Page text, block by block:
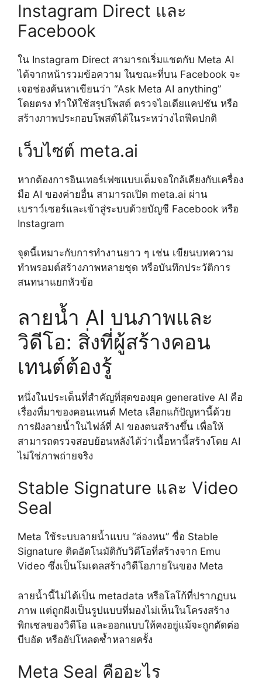
Instagram Direct และ
Facebook
ใน Instagram Direct สามารถเริ่มแชตกับ Meta AI
ได้จากหน้ารวมข้อความ ในขณะที่บน Facebook จะ
เจอช่องค้นหาเขียนว่า “Ask Meta AI anything”
โดยตรง ทำให้ใช้สรุปโพสต์ ตรวจไอเดียแคปชัน หรือ
สร้างภาพประกอบโพสต์ได้ในระหว่างไถฟีดปกติ
เว็บไซต์ meta.ai
หากต้องการอินเทอร์เฟซแบบเต็มจอใกล้เคียงกับเครื่อง
มือ AI ของค่ายอื่น สามารถเปิด meta.ai ผ่าน
เบราว์เซอร์และเข้าสู่ระบบด้วยบัญชี Facebook หรือ
Instagram
จุดนี้เหมาะกับการทำงานยาว ๆ เช่น เขียนบทความ
ทำพรอมต์สร้างภาพหลายชุด หรือบันทึกประวัติการ
สนทนาแยกหัวข้อ
ลายน้ำ AI บนภาพและ
วิดีโอ: สิ่งที่ผู้สร้างคอน
เทนต์ต้องรู้
หนึ่งในประเด็นที่สำคัญที่สุดของยุค generative AI คือ
เรื่องที่มาของคอนเทนต์ Meta เลือกแก้ปัญหานี้ด้วย
การฝังลายน้ำในไฟล์ที่ AI ของตนสร้างขึ้น เพื่อให้
สามารถตรวจสอบย้อนหลังได้ว่าเนื้อหานี้สร้างโดย AI
ไม่ใช่ภาพถ่ายจริง
Stable Signature และ Video
Seal
Meta ใช้ระบบลายน้ำแบบ “ล่องหน” ชื่อ Stable
Signature ติดอัตโนมัติกับวิดีโอที่สร้างจาก Emu
Video ซึ่งเป็นโมเดลสร้างวิดีโอภายในของ Meta
ลายน้ำนี้ไม่ได้เป็น metadata หรือโลโก้ที่ปรากฏบน
ภาพ แต่ถูกฝังเป็นรูปแบบที่มองไม่เห็นในโครงสร้าง
พิกเซลของวิดีโอ และออกแบบให้คงอยู่แม้จะถูกตัดต่อ
บีบอัด หรืออัปโหลดซ้ำหลายครั้ง
Meta Seal คืออะไร